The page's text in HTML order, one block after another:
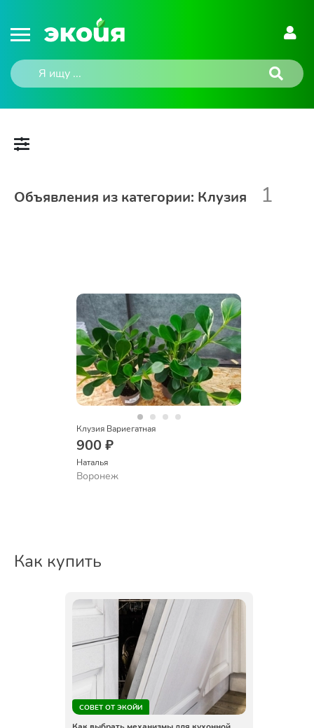
Объявления из категории: Клузия 1
Клузия Вариегатная
900 ₽
Наталья
Воронеж
Как купить
СОВЕТ ОТ ЭКОЙИ